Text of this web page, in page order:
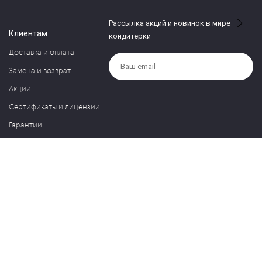
Клиентам
Доставка и оплата
Замена и возврат
Акции
Сертификаты и лицензии
Гарантии
Рассылка акций и новинок в мире
кондитерки